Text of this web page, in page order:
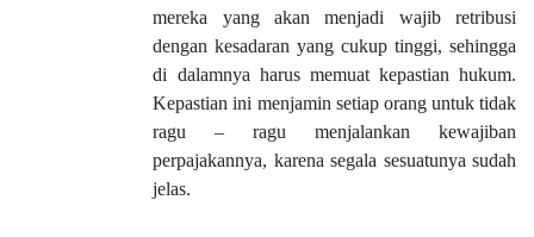
mereka yang akan menjadi wajib retribusi
dengan kesadaran yang cukup tinggi, sehingga
di dalamnya harus memuat kepastian hukum.
Kepastian ini menjamin setiap orang untuk tidak
ragu – ragu menjalankan kewajiban
perpajakannya, karena segala sesuatunya sudah
jelas.